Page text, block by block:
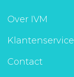
Over IVM
Klantenservice
Contact